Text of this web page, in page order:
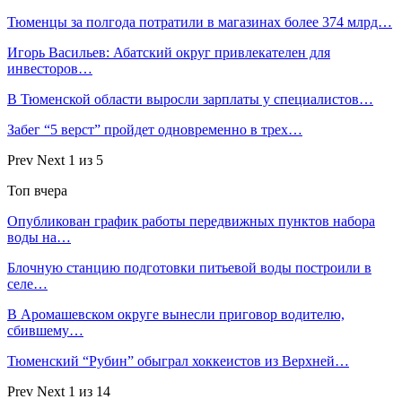
Тюменцы за полгода потратили в магазинах более 374 млрд…
Игорь Васильев: Абатский округ привлекателен для
инвесторов…
В Тюменской области выросли зарплаты у специалистов…
Забег “5 верст” пройдет одновременно в трех…
Prev Next 1 из 5
Топ вчера
Опубликован график работы передвижных пунктов набора
воды на…
Блочную станцию подготовки питьевой воды построили в
селе…
В Аромашевском округе вынесли приговор водителю,
сбившему…
Тюменский “Рубин” обыграл хоккеистов из Верхней…
Prev Next 1 из 14